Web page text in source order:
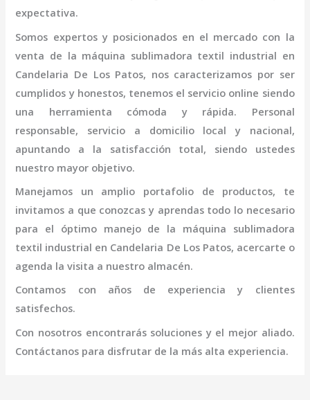
expectativa.
Somos expertos y posicionados en el mercado con la
venta de la máquina sublimadora textil industrial en
Candelaria De Los Patos, nos caracterizamos por ser
cumplidos y honestos, tenemos el servicio online siendo
una herramienta cómoda y rápida. Personal
responsable, servicio a domicilio local y nacional,
apuntando a la satisfacción total, siendo ustedes
nuestro mayor objetivo.
Manejamos un amplio portafolio de productos, te
invitamos a que conozcas y aprendas todo lo necesario
para el óptimo manejo de la máquina sublimadora
textil industrial en Candelaria De Los Patos, acercarte o
agenda la visita a nuestro almacén.
Contamos con años de experiencia y clientes
satisfechos.
Con nosotros encontrarás soluciones y el mejor aliado.
Contáctanos para disfrutar de la más alta experiencia.